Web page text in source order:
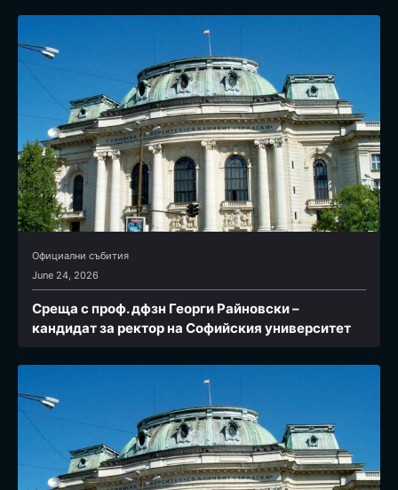
Официални събития
June 24, 2026
Среща с проф. дфзн Георги Райновски –
кандидат за ректор на Софийския университет